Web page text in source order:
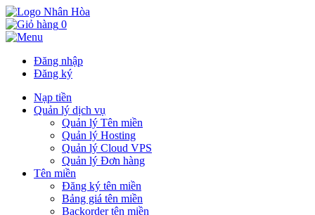
0
Đăng nhập
Đăng ký
Nạp tiền
Quản lý dịch vụ
Quản lý Tên miền
Quản lý Hosting
Quản lý Cloud VPS
Quản lý Đơn hàng
Tên miền
Đăng ký tên miền
Bảng giá tên miền
Backorder tên miền